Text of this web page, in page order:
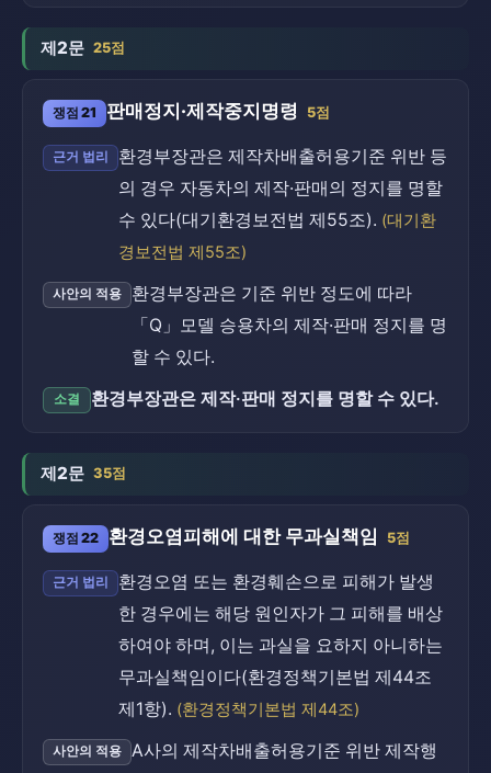
제2문 25점
쟁점 21 판매정지·제작중지명령 5점
근거 법리
환경부장관은 제작차배출허용기준 위반 등
의 경우 자동차의 제작·판매의 정지를 명할
수 있다(대기환경보전법 제55조). (대기환
경보전법 제55조)
사안의 적용
환경부장관은 기준 위반 정도에 따라
「Q」모델 승용차의 제작·판매 정지를 명
할 수 있다.
소결 환경부장관은 제작·판매 정지를 명할 수 있다.
제2문 35점
쟁점 22 환경오염피해에 대한 무과실책임 5점
근거 법리
환경오염 또는 환경훼손으로 피해가 발생
한 경우에는 해당 원인자가 그 피해를 배상
하여야 하며, 이는 과실을 요하지 아니하는
무과실책임이다(환경정책기본법 제44조
제1항). (환경정책기본법 제44조)
사안의 적용
A사의 제작차배출허용기준 위반 제작행